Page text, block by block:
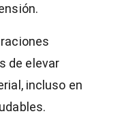
de elevar
incluso en